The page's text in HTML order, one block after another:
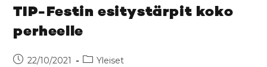
TIP-Festin esitystärpit koko
perheelle
22/10/2021 Yleiset